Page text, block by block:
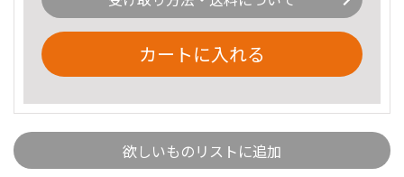
カートに入れる
欲しいものリストに追加